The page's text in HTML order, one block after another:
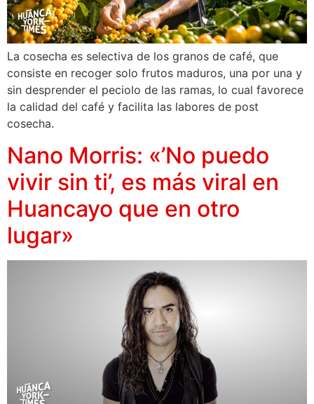
La cosecha es selectiva de los granos de café, que
consiste en recoger solo frutos maduros, una por una y
sin desprender el peciolo de las ramas, lo cual favorece
la calidad del café y facilita las labores de post
cosecha.
Nano Morris: «’No puedo
vivir sin ti’, es más viral en
Huancayo que en otro
lugar»